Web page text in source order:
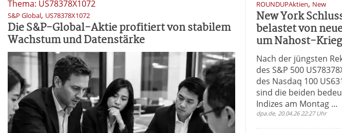
Thema: US78378X1072
S&P Global, US78378X1072
Die S&P-Global-Aktie profitiert von stabilem
Wachstum und Datenstärke
ROUNDUPAktien, New
New York
belastet von
um Nahost-
Nach der jüngsten
des S&P 500
des Nasdaq 100
sind die beiden
Indizes am Montag ...
dpa.de, 20.04.26 22:27 Uhr